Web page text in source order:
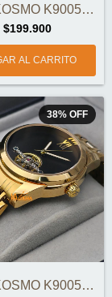
RELOJ KOSMO K9005C AUTOMATICO SOL Y LUNA...
$199.900
38% OFF
RELOJ KOSMO K9005 BIG AUTOMATICO ORIGINA...